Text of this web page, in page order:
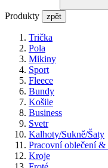
Produkty zpět
Trička
Pola
Mikiny
Sport
Fleece
Bundy
Košile
Business
Svetr
Kalhoty/Sukně/Šaty
Pracovní oblečení &
Kroje